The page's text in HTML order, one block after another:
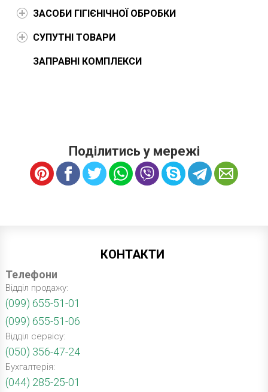
ЗАСОБИ ГІГІЄНІЧНОЇ ОБРОБКИ
СУПУТНІ ТОВАРИ
ЗАПРАВНІ КОМПЛЕКСИ
Поділитись у мережі
КОНТАКТИ
Телефони
Відділ продажу:
(099) 655-51-01
(099) 655-51-06
Відділ сервісу:
(050) 356-47-24
Бухгалтерія:
(044) 285-25-01